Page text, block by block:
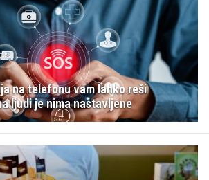
na telefonu vam lahko reši
ljudi je nima nastavljene